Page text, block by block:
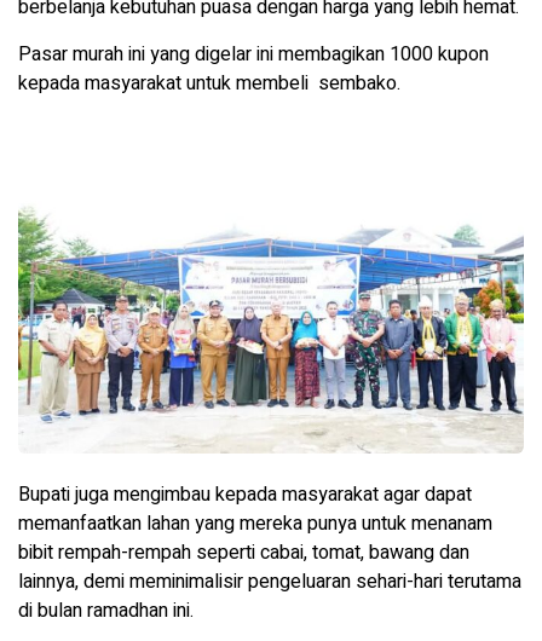
berbelanja kebutuhan puasa dengan harga yang lebih hemat.
Pasar murah ini yang digelar ini membagikan 1000 kupon
kepada masyarakat untuk membeli sembako.
Bupati juga mengimbau kepada masyarakat agar dapat
memanfaatkan lahan yang mereka punya untuk menanam
bibit rempah-rempah seperti cabai, tomat, bawang dan
lainnya, demi meminimalisir pengeluaran sehari-hari terutama
di bulan ramadhan ini.